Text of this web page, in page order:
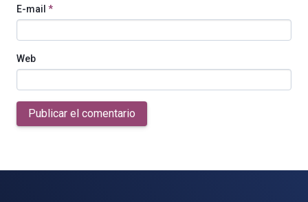
E-mail *
Web
Publicar el comentario